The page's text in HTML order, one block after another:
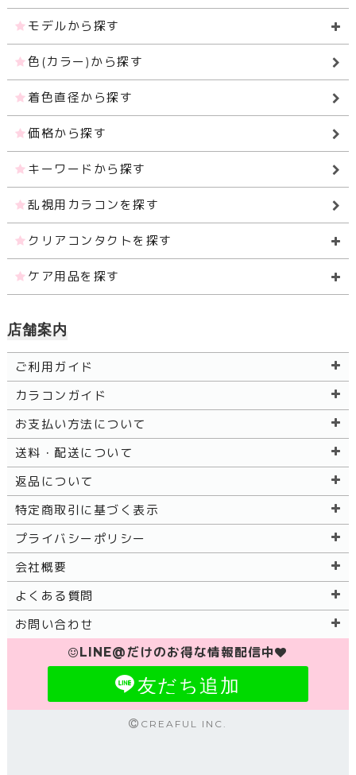
モデルから探す
色(カラー)から探す
着色直径から探す
価格から探す
キーワードから探す
乱視用カラコンを探す
クリアコンタクトを探す
ケア用品を探す
店舗案内
ご利用ガイド
カラコンガイド
お支払い方法について
送料・配送について
返品について
特定商取引に基づく表示
プライバシーポリシー
会社概要
よくある質問
お問い合わせ
LINE@だけのお得な情報配信中
友だち追加
CREAFUL INC.